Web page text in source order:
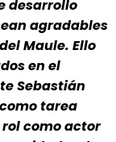
desarrollo
agradables
Maule. Ello
en el
Sebastián
tarea
como actor